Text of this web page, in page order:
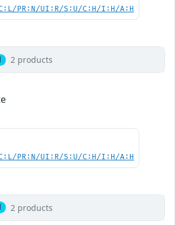
PR:N/UI:R/S:U/C:H/I:H/A:H
2 products
PR:N/UI:R/S:U/C:H/I:H/A:H
2 products